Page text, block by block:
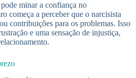
minar a confiança no
começa a perceber que o narcisista
contribuições para os problemas. Isso
e uma sensação de injustiça,